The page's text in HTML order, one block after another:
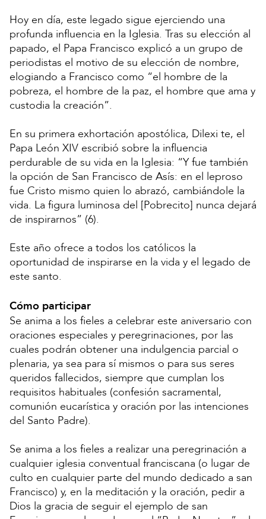
Hoy en día, este legado sigue ejerciendo una
profunda influencia en la Iglesia. Tras su elección al
papado, el Papa Francisco explicó a un grupo de
periodistas el motivo de su elección de nombre,
elogiando a Francisco como “el hombre de la
pobreza, el hombre de la paz, el hombre que ama y
custodia la creación”.
En su primera exhortación apostólica, Dilexi te, el
Papa León XIV escribió sobre la influencia
perdurable de su vida en la Iglesia: “Y fue también
la opción de San Francisco de Asís: en el leproso
fue Cristo mismo quien lo abrazó, cambiándole la
vida. La figura luminosa del [Pobrecito] nunca dejará
de inspirarnos” (6).
Este año ofrece a todos los católicos la
oportunidad de inspirarse en la vida y el legado de
este santo.
Cómo participar
Se anima a los fieles a celebrar este aniversario con
oraciones especiales y peregrinaciones, por las
cuales podrán obtener una indulgencia parcial o
plenaria, ya sea para sí mismos o para sus seres
queridos fallecidos, siempre que cumplan los
requisitos habituales (confesión sacramental,
comunión eucarística y oración por las intenciones
del Santo Padre).
Se anima a los fieles a realizar una peregrinación a
cualquier iglesia conventual franciscana (o lugar de
culto en cualquier parte del mundo dedicado a san
Francisco) y, en la meditación y la oración, pedir a
Dios la gracia de seguir el ejemplo de san